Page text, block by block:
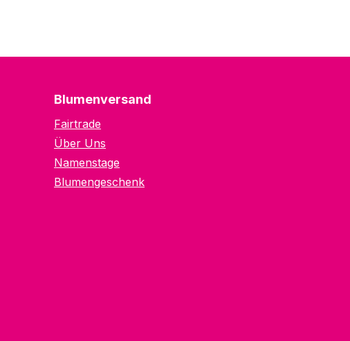
Blumenversand
Fairtrade
Über Uns
Namenstage
Blumengeschenk